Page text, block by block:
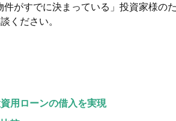
がすでに決まっている」投資家様の
ください。
用ローンの借入を実現